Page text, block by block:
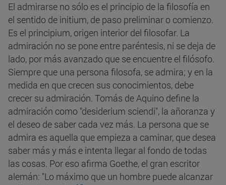
El admirarse no sólo es el principio de la filosofía en
el sentido de initium, de paso preliminar o comienzo.
Es el principium, origen interior del filosofar. La
admiración no se pone entre paréntesis, ni se deja de
lado, por más avanzado que se encuentre el filósofo.
Siempre que una persona filosofa, se admira; y en la
medida en que crecen sus conocimientos, debe
crecer su admiración. Tomás de Aquino define la
admiración como "desiderium sciendi", la añoranza y
el deseo de saber cada vez más. La persona que se
admira es aquella que empieza a caminar, que desea
saber más y más e intenta llegar al fondo de todas
las cosas. Por eso afirma Goethe, el gran escritor
alemán: "Lo máximo que un hombre puede alcanzar